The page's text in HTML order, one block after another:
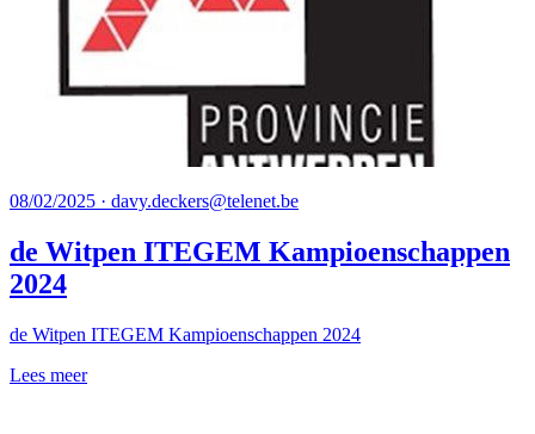
08/02/2025 · davy.deckers@telenet.be
de Witpen ITEGEM Kampioenschappen
2024
de Witpen ITEGEM Kampioenschappen 2024
Lees meer